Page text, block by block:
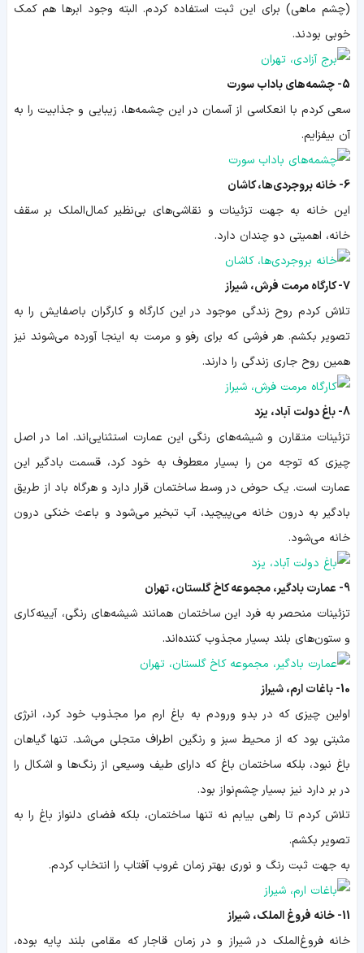
(چشم ماهی) برای این ثبت استفاده کردم. البته وجود ابرها هم کمک
خوبی بودند.
5- چشمه‌های باداب سورت
سعی کردم با انعکاسی از آسمان در این چشمه‌ها، زیبایی و جذابیت را به
آن بیفزایم.
6- خانه بروجردی‌ها، کاشان
این خانه به جهت تزئینات و نقاشی‌های بی‌نظیر کمال‌الملک بر سقف
خانه، اهمیتی دو چندان دارد.
7- کارگاه مرمت فرش، شیراز
تلاش کردم روح زندگی موجود در این کارگاه و کارگران باصفایش را به
تصویر بکشم. هر فرشی که برای رفو و مرمت به اینجا آورده می‌شوند نیز
همین روح جاری زندگی را دارند.
8- باغ دولت آباد، یزد
تزئینات متقارن و شیشه‌های رنگی این عمارت استثنایی‌اند. اما در اصل
چیزی که توجه من را بسیار معطوف به خود کرد، قسمت بادگیر این
عمارت است. یک حوض در وسط ساختمان قرار دارد و هرگاه باد از طریق
بادگیر به درون خانه می‌پیچید، آب تبخیر می‌شود و باعث خنکی درون
خانه می‌شود.
9- عمارت بادگیر، مجموعه کاخ گلستان، تهران
تزئینات منحصر به فرد این ساختمان همانند شیشه‌های رنگی، آیینه‌کاری
و ستون‌های بلند بسیار مجذوب کننده‌اند.
10- باغات ارم، شیراز
اولین چیزی که در بدو ورودم به باغ ارم مرا مجذوب خود کرد، انرژی
مثبتی بود که از محیط سبز و رنگین اطراف متجلی می‌شد. تنها گیاهان
باغ نبود، بلکه ساختمان باغ که دارای طیف وسیعی از رنگ‌ها و اشکال را
در بر دارد نیز بسیار چشم‌نواز بود.
تلاش کردم تا راهی بیابم نه تنها ساختمان، بلکه فضای دلنواز باغ را به
تصویر بکشم.
به جهت ثبت رنگ و نوری بهتر زمان غروب آفتاب را انتخاب کردم.
11- خانه فروغ الملک، شیراز
خانه فروغ‌الملک در شیراز و در زمان قاجار که مقامی بلند پایه بوده،